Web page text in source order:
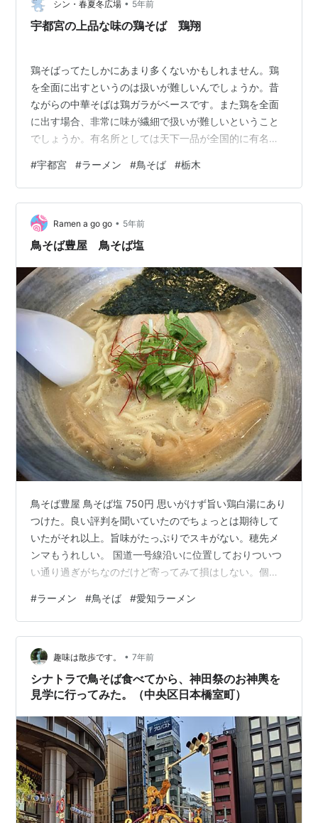
な仕切りのある席に通されました。 下が畳みたいになっ
ていて、靴を脱いで座り…
シン・春夏冬広場 • 5年前
宇都宮の上品な味の鶏そば 鶏翔
鶏そばってたしかにあまり多くないかもしれません。鶏
を全面に出すというのは扱いが難しいんでしょうか。昔
ながらの中華そばは鶏ガラがベースです。また鶏を全面
に出す場合、非常に味が繊細で扱いが難しいということ
でしょうか。有名所としては天下一品が全国的に有名で
スとした濃厚ラーメンです。豚骨に匹敵するラーメンで
す。鶏だけであそこまでなるんですね。栃木としては
HIBARIが有名ですね。こちらは以前ご紹介しました。味
としては非常に上品な味わいでポタージュといった味わ
いです。女性に人気のお店で非常にヘルシーな印象で
#宇都宮 #ラーメン #鳥そば #栃木
Ramen a go go • 5年前
鳥そば豊屋 鳥そば塩
鳥そば豊屋 鳥そば塩 750円 思いがけず旨い鶏白湯にあり
つけた。良い評判を聞いていたのでちょっとは期待して
いたがそれ以上。旨味がたっぷりでスキがない。穂先メ
ンマもうれしい。 国道一号線沿いに位置しておりついつ
い通り過ぎがちなのだけど寄ってみて損はしない。個人
駐車場がたくさんある。近隣の店舗も人気のお店がある
ので駐車場は大きいがお昼時になると混みあう。 鳥そば
豊屋 関連ランキング：ラーメン | 美合駅 ブログランキン
グ参加しています！
#ラーメン #鳥そば #愛知ラーメン
趣味は散歩です。 • 7年前
シナトラで鳥そば食べてから、神田祭のお神輿を
見学に行ってみた。（中央区日本橋室町）